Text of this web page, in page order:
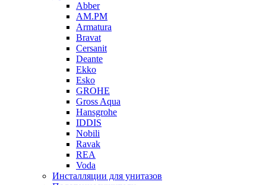
Abber
AM.PM
Armatura
Bravat
Cersanit
Deante
Ekko
Esko
GROHE
Gross Aqua
Hansgrohe
IDDIS
Nobili
Ravak
REA
Voda
Инсталляции для унитазов